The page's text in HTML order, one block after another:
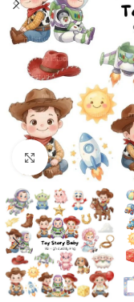
Click to enlarge